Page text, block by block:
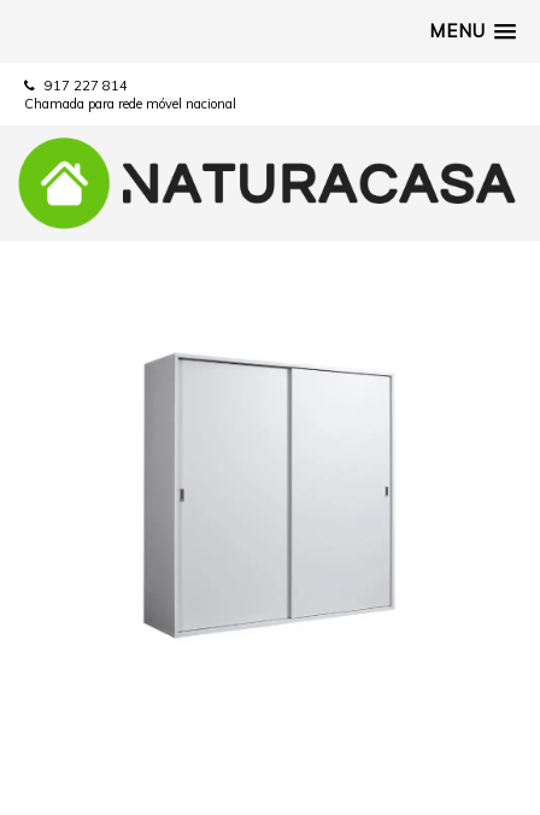
MENU
917 227 814
Chamada para rede móvel nacional